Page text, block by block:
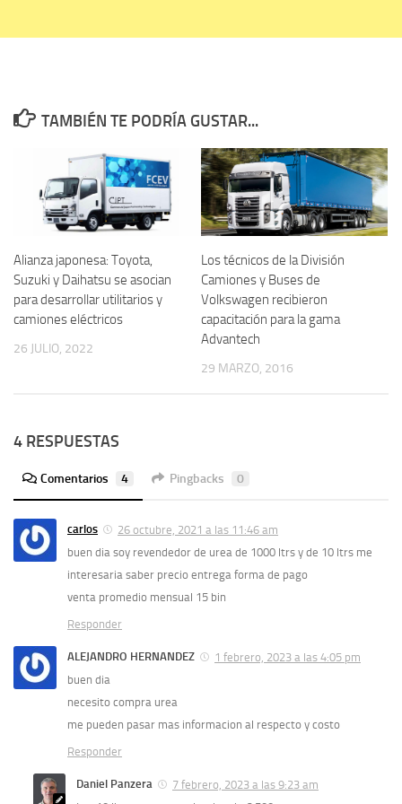
TAMBIÉN TE PODRÍA GUSTAR...
Alianza japonesa: Toyota,
Suzuki y Daihatsu se asocian
para desarrollar utilitarios y
camiones eléctricos
26 JULIO, 2022
Los técnicos de la División
Camiones y Buses de
Volkswagen recibieron
capacitación para la gama
Advantech
29 MARZO, 2016
4 RESPUESTAS
Comentarios 4 Pingbacks 0
carlos
26 octubre, 2021 a las 11:46 am
buen dia soy revendedor de urea de 1000 ltrs y de 10 ltrs me
interesaria saber precio entrega forma de pago
venta promedio mensual 15 bin
Responder
ALEJANDRO HERNANDEZ
1 febrero, 2023 a las 4:05 pm
buen dia
necesito compra urea
me pueden pasar mas informacion al respecto y costo
Responder
Daniel Panzera
7 febrero, 2023 a las 9:23 am